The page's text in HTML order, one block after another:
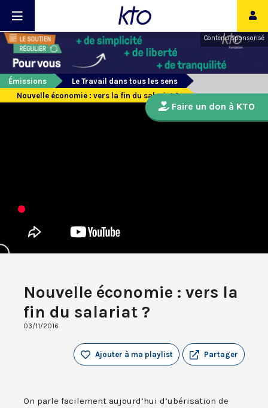
Contenu sponsorisé
Émissions
Le Travail dans tous les sens
Nouvelle économie : vers la fin du salariat ?
Nouvelle économie : vers la
fin du salariat ?
03/11/2016
Partager
Ajouter à ma playlist
On parle facilement aujourd’hui d’ubérisation de
Faire un don à KTO